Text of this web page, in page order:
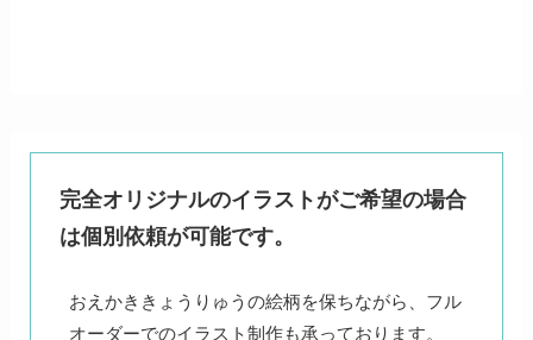
完全オリジナルのイラストがご希望の場合
は個別依頼が可能です。
おえかききょうりゅうの絵柄を保ちながら、フル